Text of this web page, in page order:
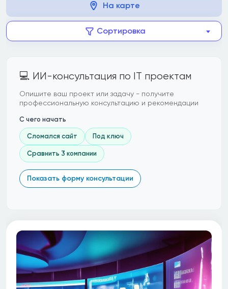
На карте
Сортировка
💻 ИИ-консультация по IT проектам
Опишите ваш проект или задачу - получите
профессиональную консультацию и рекомендации
С чего начать
Сломался сайт Под ключ
Сравнить 3 компании
Показать форму консультации